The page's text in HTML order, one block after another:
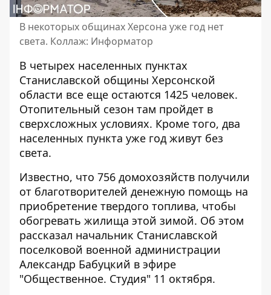
В некоторых общинах Херсона уже год нет
света. Коллаж: Информатор
В четырех населенных пунктах
Станиславской общины Херсонской
области все еще остаются 1425 человек.
Отопительный сезон там пройдет в
сверхсложных условиях. Кроме того, два
населенных пункта уже год живут без
света.
Известно, что 756 домохозяйств получили
от благотворителей денежную помощь на
приобретение твердого топлива, чтобы
обогревать жилища этой зимой. Об этом
рассказал начальник Станиславской
поселковой военной администрации
Александр Бабуцкий в эфире
"Общественное. Студия" 11 октября.